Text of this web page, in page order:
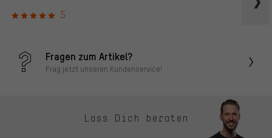
5
Fragen zum Artikel?
Frag jetzt unseren Kundenservice!
Lass Dich beraten